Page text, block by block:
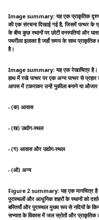
Image summary: यह एक प्राकृतिक दृश्य की
की एक संरचना दिखाई गई है, जिसमें पत्थर के
के बीच कुछ स्थानों पर छोटी वनस्पतियां और
पथरीला इलाका है जहाँ समय के साथ
है।
Image summary: यह एक रेखाचित्र है।
हाथ में रखे पत्थर पर एक अन्य पत्थर से प्रहार
आपस में टकराकर उन्हें नुकीला बनाने या औजार
- (क) आवास
- (ख) उद्योग-स्थल
- (ग) आवास और उद्योग-स्थल
- (ऑ) अन्य
Figure 2 summary: यह एक मानचित्र है।
पुरास्थलों और आधुनिक शहरों के स्थानों को
बस्तियाँ और पुरास्थल मुख्य रूप से नदियों के
सभ्यता के विकास में जल स्रोतों और प्राकृतिक